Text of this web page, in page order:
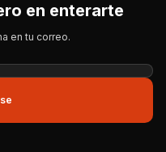
en enterarte
en tu correo.